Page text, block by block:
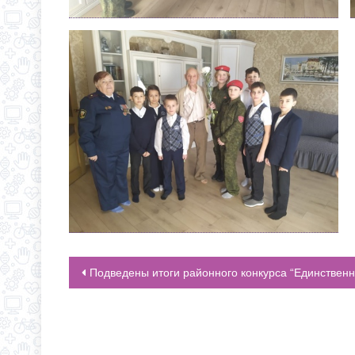
НАВИГАЦИЯ ПО ЗАПИСЯМ
Подведены итоги районного конкурса “Единственной на